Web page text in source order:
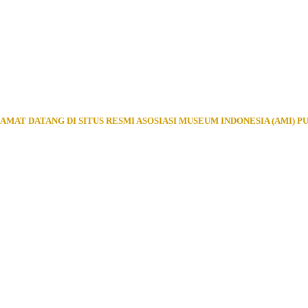
DATANG DI SITUS RESMI ASOSIASI MUSEUM INDONESIA (AMI)